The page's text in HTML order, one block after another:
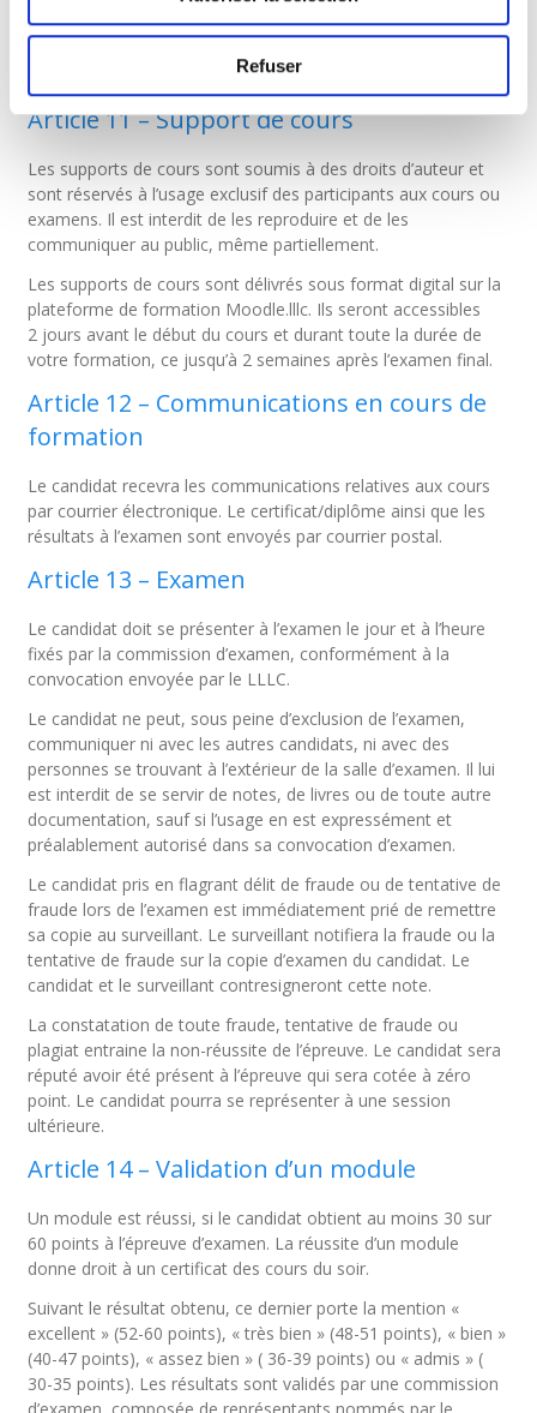
Refuser
La présence aux cours n’est pas obligatoire en vue de
Article 11 – Support de cours
Les supports de cours sont soumis à des droits d’auteur et
sont réservés à l’usage exclusif des participants aux cours ou
examens. Il est interdit de les reproduire et de les
communiquer au public, même partiellement.
Les supports de cours sont délivrés sous format digital sur la
plateforme de formation Moodle.lllc. Ils seront accessibles
2 jours avant le début du cours et durant toute la durée de
votre formation, ce jusqu’à 2 semaines après l’examen final.
Article 12 – Communications en cours de
formation
Le candidat recevra les communications relatives aux cours
par courrier électronique. Le certificat/diplôme ainsi que les
résultats à l’examen sont envoyés par courrier postal.
Article 13 – Examen
Le candidat doit se présenter à l’examen le jour et à l’heure
fixés par la commission d’examen, conformément à la
convocation envoyée par le LLLC.
Le candidat ne peut, sous peine d’exclusion de l’examen,
communiquer ni avec les autres candidats, ni avec des
personnes se trouvant à l’extérieur de la salle d’examen. Il lui
est interdit de se servir de notes, de livres ou de toute autre
documentation, sauf si l’usage en est expressément et
préalablement autorisé dans sa convocation d’examen.
Le candidat pris en flagrant délit de fraude ou de tentative de
fraude lors de l’examen est immédiatement prié de remettre
sa copie au surveillant. Le surveillant notifiera la fraude ou la
tentative de fraude sur la copie d’examen du candidat. Le
candidat et le surveillant contresigneront cette note.
La constatation de toute fraude, tentative de fraude ou
plagiat entraine la non-réussite de l’épreuve. Le candidat sera
réputé avoir été présent à l’épreuve qui sera cotée à zéro
point. Le candidat pourra se représenter à une session
ultérieure.
Article 14 – Validation d’un module
Un module est réussi, si le candidat obtient au moins 30 sur
60 points à l’épreuve d’examen. La réussite d’un module
donne droit à un certificat des cours du soir.
Suivant le résultat obtenu, ce dernier porte la mention «
excellent » (52-60 points), « très bien » (48-51 points), « bien »
(40-47 points), « assez bien » ( 36-39 points) ou « admis » (
30-35 points). Les résultats sont validés par une commission